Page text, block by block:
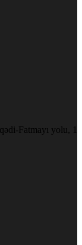
Fatmayı yolu, 1